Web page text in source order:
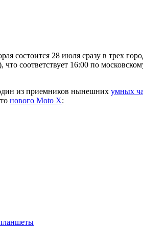
состоится 28 июля сразу в трех
соответствует 16:00 по
из приемников нынешних умных
нового Moto X: